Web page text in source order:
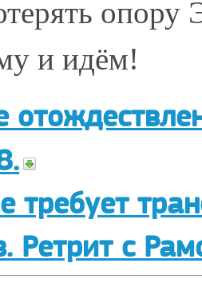
и идём!
требует
Ретрит с